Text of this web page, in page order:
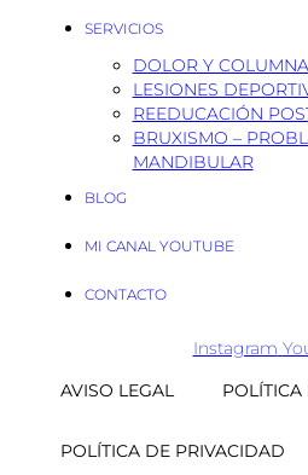
SERVICIOS
DOLOR Y
LESIONES
REEDUCACIÓN
BRUXISMO –
MANDIBULAR
BLOG
MI CANAL YOUTUBE
CONTACTO
Instagram
AVISO LEGAL
POLÍTICA
POLÍTICA DE PRIVACIDAD